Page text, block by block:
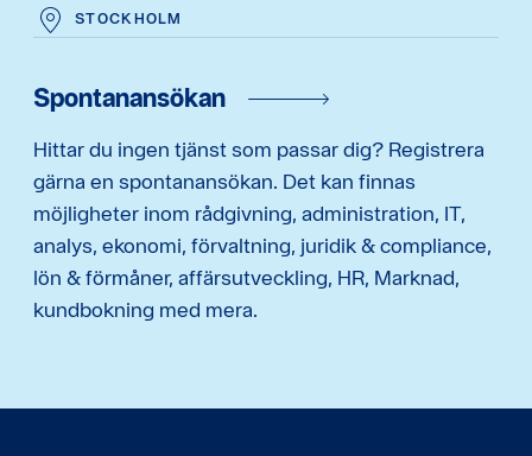
STOCKHOLM
Spontanansökan
Hittar du ingen tjänst som passar dig? Registrera
gärna en spontanansökan. Det kan finnas
möjligheter inom rådgivning, administration, IT,
analys, ekonomi, förvaltning, juridik & compliance,
lön & förmåner, affärsutveckling, HR, Marknad,
kundbokning med mera.